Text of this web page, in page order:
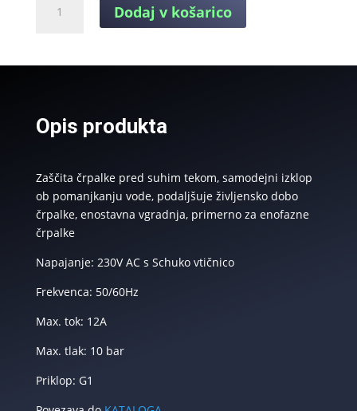
pred
količina
Dodaj v košarico
Opis produkta
Zaščita črpalke pred suhim tekom, samodejni izklop
ob pomanjkanju vode, podaljšuje življensko dobo
črpalke, enostavna vgradnja, primerno za enofazne
črpalke
Napajanje: 230V AC s Schuko vtičnico
Frekvenca: 50/60Hz
Max. tok: 12A
Max. tlak: 10 bar
Priklop: G1